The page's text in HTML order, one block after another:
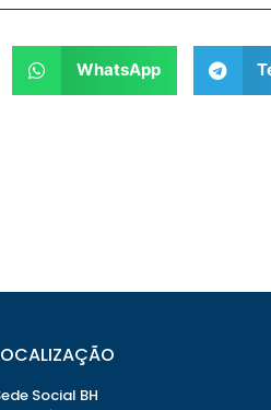
WhatsApp
Social BH